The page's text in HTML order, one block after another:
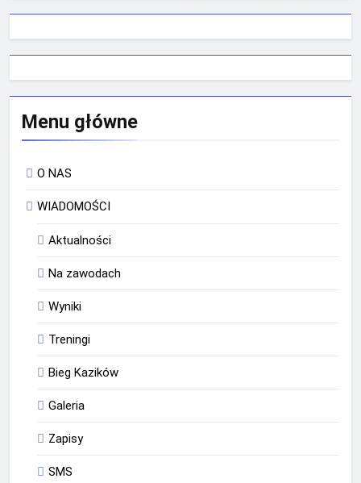
Menu główne
O NAS
WIADOMOŚCI
Aktualności
Na zawodach
Wyniki
Treningi
Bieg Kazików
Galeria
Zapisy
SMS